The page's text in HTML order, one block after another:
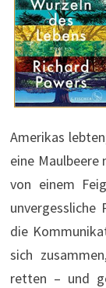
Amerikas
eine
von einem
die
sich
retten – und